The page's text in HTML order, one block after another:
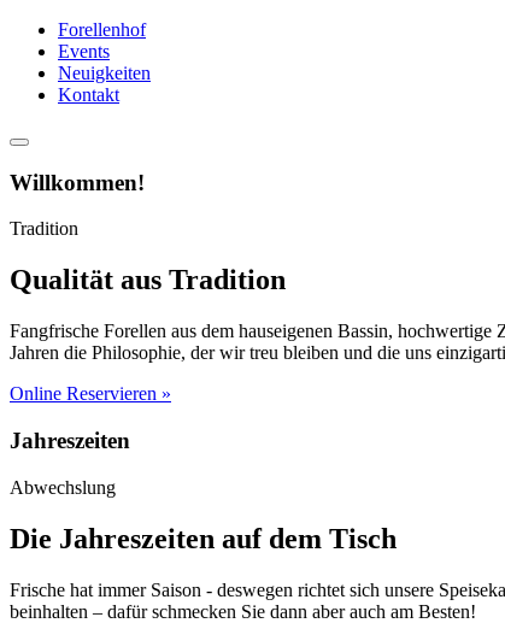
Forellenhof
Events
Neuigkeiten
Kontakt
Willkommen!
Tradition
Qualität aus Tradition
Fangfrische Forellen aus dem hauseigenen Bassin,
Jahren die Philosophie, der wir treu bleiben und die uns
Online Reservieren »
Jahreszeiten
Abwechslung
Die Jahreszeiten auf dem Tisch
Frische hat immer Saison - deswegen richtet sich unsere
beinhalten – dafür schmecken Sie dann aber auch am Besten!